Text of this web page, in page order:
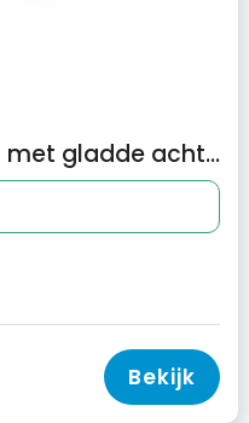
Metalen button 50mm met gladde achterkant
Bekijk